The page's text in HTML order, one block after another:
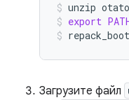
unzip
export
Загрузите файл